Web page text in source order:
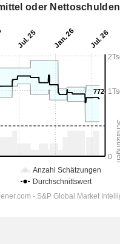
oder Nettoschulden